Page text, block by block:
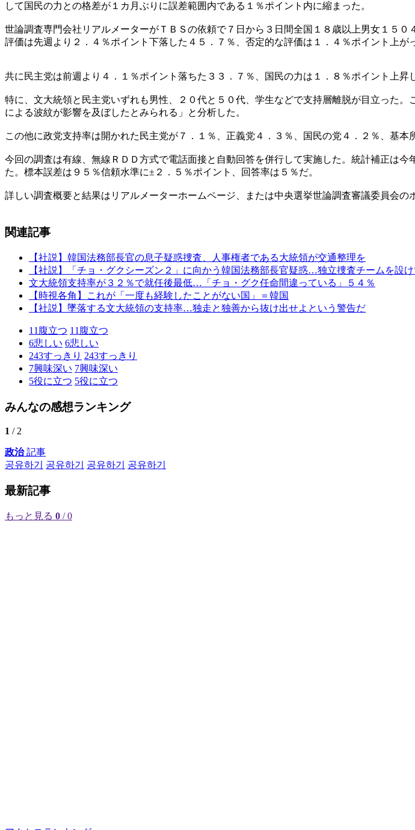
して国民の力との格差が１カ月ぶりに誤差範囲内である１％ポイント内に縮まった。
世論調査専門会社リアルメーターがＴＢＳの依頼で７日から３日間全国１８歳以上男女１５
評価は先週より２．４％ポイント下落した４５．７％、否定的な評価は１．４％ポイント上が
共に民主党は前週より４．１％ポイント落ちた３３．７％、国民の力は１．８％ポイント上
特に、文大統領と民主党いずれも男性、２０代と５０代、学生などで支持層離脱が目立った
による波紋が影響を及ぼしたとみられる」と分析した。
この他に政党支持率は開かれた民主党が７．１％、正義党４．３％、国民の党４．２％、基
今回の調査は有線、無線ＲＤＤ方式で電話面接と自動回答を併行して実施した。統計補正は
た。標本誤差は９５％信頼水準に±２．５％ポイント、回答率は５％だ。
詳しい調査概要と結果はリアルメーターホームページ、または中央選挙世論調査審議委員会の
関連記事
【社説】韓国法務部長官の息子疑惑捜査、人事権者である大統領が交通整理を
【社説】「チョ・グクシーズン２」に向かう韓国法務部長官疑惑…独立捜査チームを設
文大統領支持率が３２％で就任後最低…「チョ・グク任命間違っている」５４％
【時視各角】これが「一度も経験したことがない国」＝韓国
【社説】墜落する文大統領の支持率…独走と独善から抜け出せよという警告だ
11 腹立つ 11 腹立つ
6悲しい 6悲しい
243すっきり 243すっきり
7興味深い 7興味深い
5役に立つ 5役に立つ
みんなの感想ランキング
1 / 2
政治記事
공유하기
공유하기 공유하기 공유하기
最新記事
もっと見る 0 / 0